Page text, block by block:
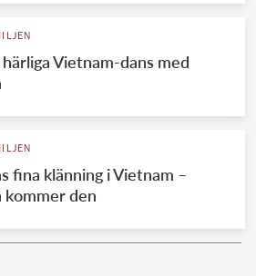
kungahuset
kungahuset
kungahuset
Vietnam-dans med
fina klänning i Vietnam –
kommer den